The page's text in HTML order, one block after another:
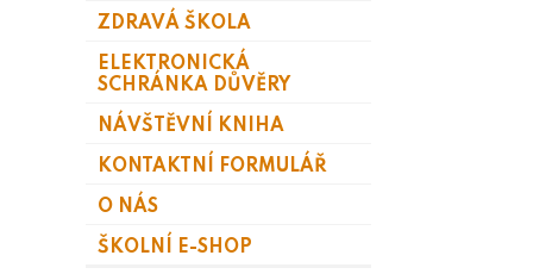
ZDRAVÁ ŠKOLA
ELEKTRONICKÁ
SCHRÁNKA DŮVĚRY
NÁVŠTĚVNÍ KNIHA
KONTAKTNÍ FORMULÁŘ
O NÁS
ŠKOLNÍ E-SHOP